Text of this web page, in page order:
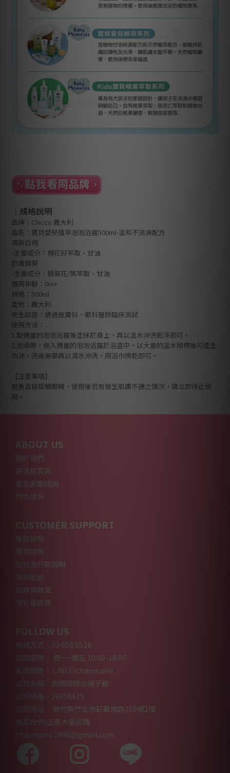
｜規格說明
品牌：Chicco 義大利
品名：寶貝嬰兒植萃泡泡浴露500ml-溫和不流淚配方
清新白棉
-主要成分：棉花籽萃取、甘油
舒膚錦葵
-主要成分：錦葵花/葉萃取、甘油
適用年齡：0m+
規格：500ml
產地：義大利
安全認證：通過皮膚科、眼科醫師臨床測試
使用方法：
1.取適量的泡泡浴露後塗抹於身上，再以溫水沖洗乾淨即可。
2.泡澡時，倒入適量的泡泡浴露於浴盆中，以大量的溫水稀釋後可產生
泡沫，洗後無需再以清水沖洗，用浴巾擦乾即可。
【注意事項】
避免直接接觸眼睛，使用後若有發生肌膚不適之情況，請立即停止使
用。
ABOUT US
關於我們
部落格首頁
產品客服諮詢
門市資訊
CUSTOMER SUPPORT
會員說明
購物說明
配送及付款說明
海外配送
退換貨政策
隱私權政策
FOLLOW US
聯絡方式｜03 658 5516
官網服務｜ 週一~週五 10:00-18:00
客服問題｜ LINE＠chaumami
公司名稱｜俏媽咪婦幼親子館
公司統編｜26656615
公司地址｜ 新竹縣竹北市莊敬南路100號1樓
商品合作/企業大量採購
chaumami.1996@gmail.com